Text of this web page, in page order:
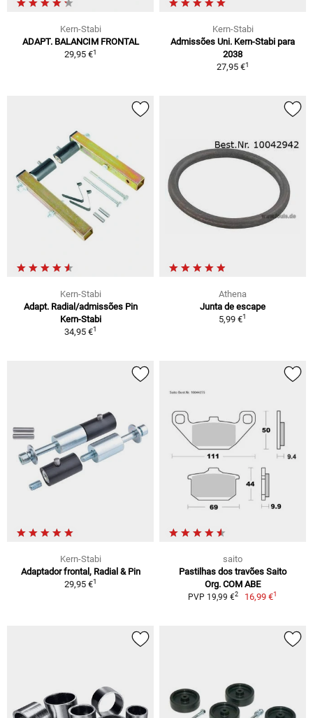
Kern-Stabi
ADAPT. BALANCIM FRONTAL
29,95 €1
Kern-Stabi
Admissões Uni. Kern-Stabi para
2038
27,95 €1
Kern-Stabi
Adapt. Radial/admissões Pin
Kern-Stabi
34,95 €1
Athena
Junta de escape
5,99 €1
Kern-Stabi
Adaptador frontal, Radial & Pin
29,95 €1
saito
Pastilhas dos travões Saito
Org. COM ABE
PVP 19,99 €2 16,99 €1